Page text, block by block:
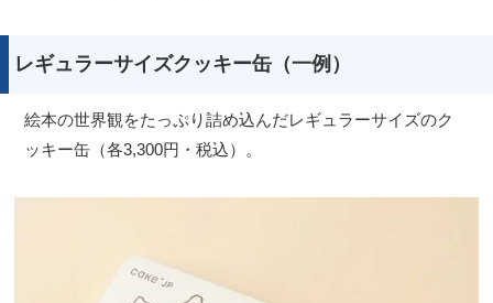
レギュラーサイズクッキー缶（一例）
絵本の世界観をたっぷり詰め込んだレギュラーサイズのク
ッキー缶（各3,300円・税込）。